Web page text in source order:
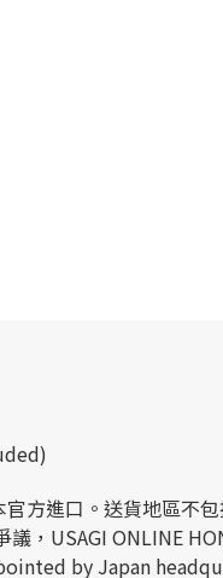
方進口。送貨地區不
，USAGI ONLINE
by Japan